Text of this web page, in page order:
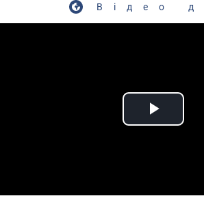
Відео
Play